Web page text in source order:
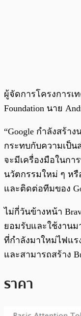
ผู้จัดการโครงการเ
Foundation นาย
“Google กำลังสร้า
กระทบกับความเป็น
จะมีเครื่องมือในก
นวัตกรรมใหม่ ๆ ห
และติดต่อทีมของ
ไม่กี่วันข้างหน้า
ยอมรับและใช้งานม
ที่กำลังมาใหม่ไฟแร
และสามารถสร้าง
ราคา